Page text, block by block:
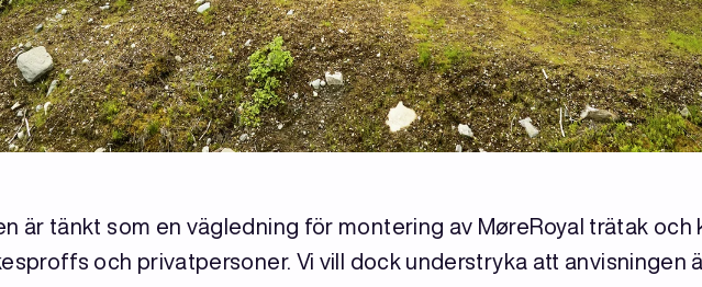
är tänkt som en vägledning för montering av MøreRoyal trätak och
och privatpersoner. Vi vill dock understryka att anvisningen